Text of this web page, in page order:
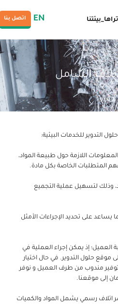
اتصل بنا
الشامل
للخدمات البيئية:
حول طبيعة المواد،
الخاصة بكل مادة.
عملية التجميع
تحديد الإجراءات الأمثل
إذ يمكن إجراء العملية في
التدوير. في حال اختيار
من طرف العميل و نوفر
يشمل المواد والكميات